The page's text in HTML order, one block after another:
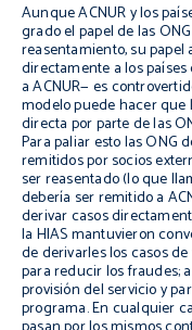
Aunque ACNUR y los
grado el papel de las
reasentamiento, su papel
directamente a los
a ACNUR— es
modelo puede hacer
directa por parte de las
Para paliar esto las ONG
remitidos por socios
ser reasentado (lo que
debería ser remitido a
derivar casos
la HIAS mantuvieron
de derivarles los casos
para reducir los fraudes;
provisión del servicio y
programa. En cualquier